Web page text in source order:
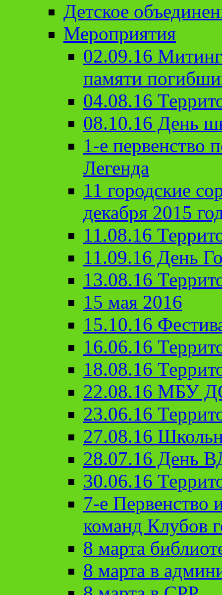
Детское
Мероприятия
02.09.16
памяти
04.08.16
08.10.16 День
1-е первенство
Легенда
11 городские
декабря 2015
11.08.16
11.09.16 День
13.08.16
15 мая 2016
15.10.16
16.06.16
18.08.16
22.08.16 МБУ
23.06.16
27.08.16
28.07.16 День
30.06.16
7-е Первенство
команд Клубов
8 марта
8 марта в